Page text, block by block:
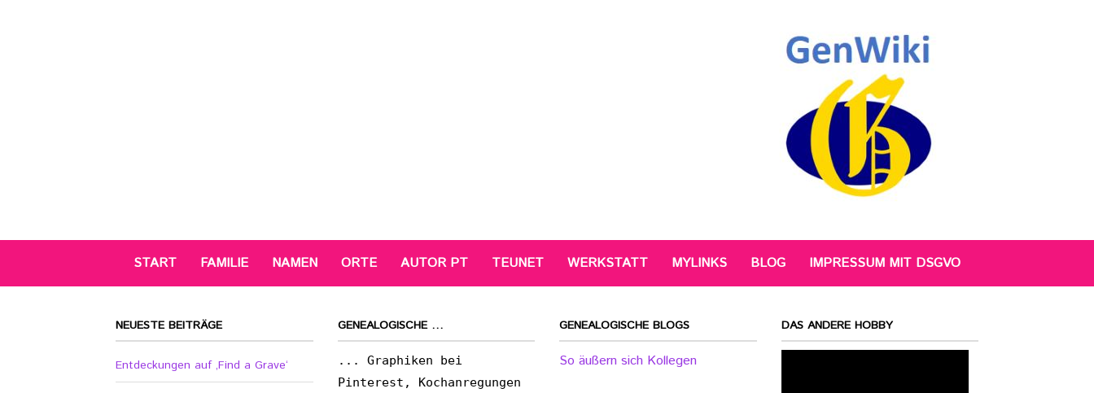
START FAMILIE NAMEN ORTE AUTOR PT TEUNET WERKSTATT MYLINKS BLOG IMPRESSUM MIT DSGVO
NEUESTE BEITRÄGE
Entdeckungen auf ‚Find a Grave‘
GENEALOGISCHE …
... Graphiken bei
Pinterest, Kochanregungen
GENEALOGISCHE BLOGS
So äußern sich Kollegen
DAS ANDERE HOBBY